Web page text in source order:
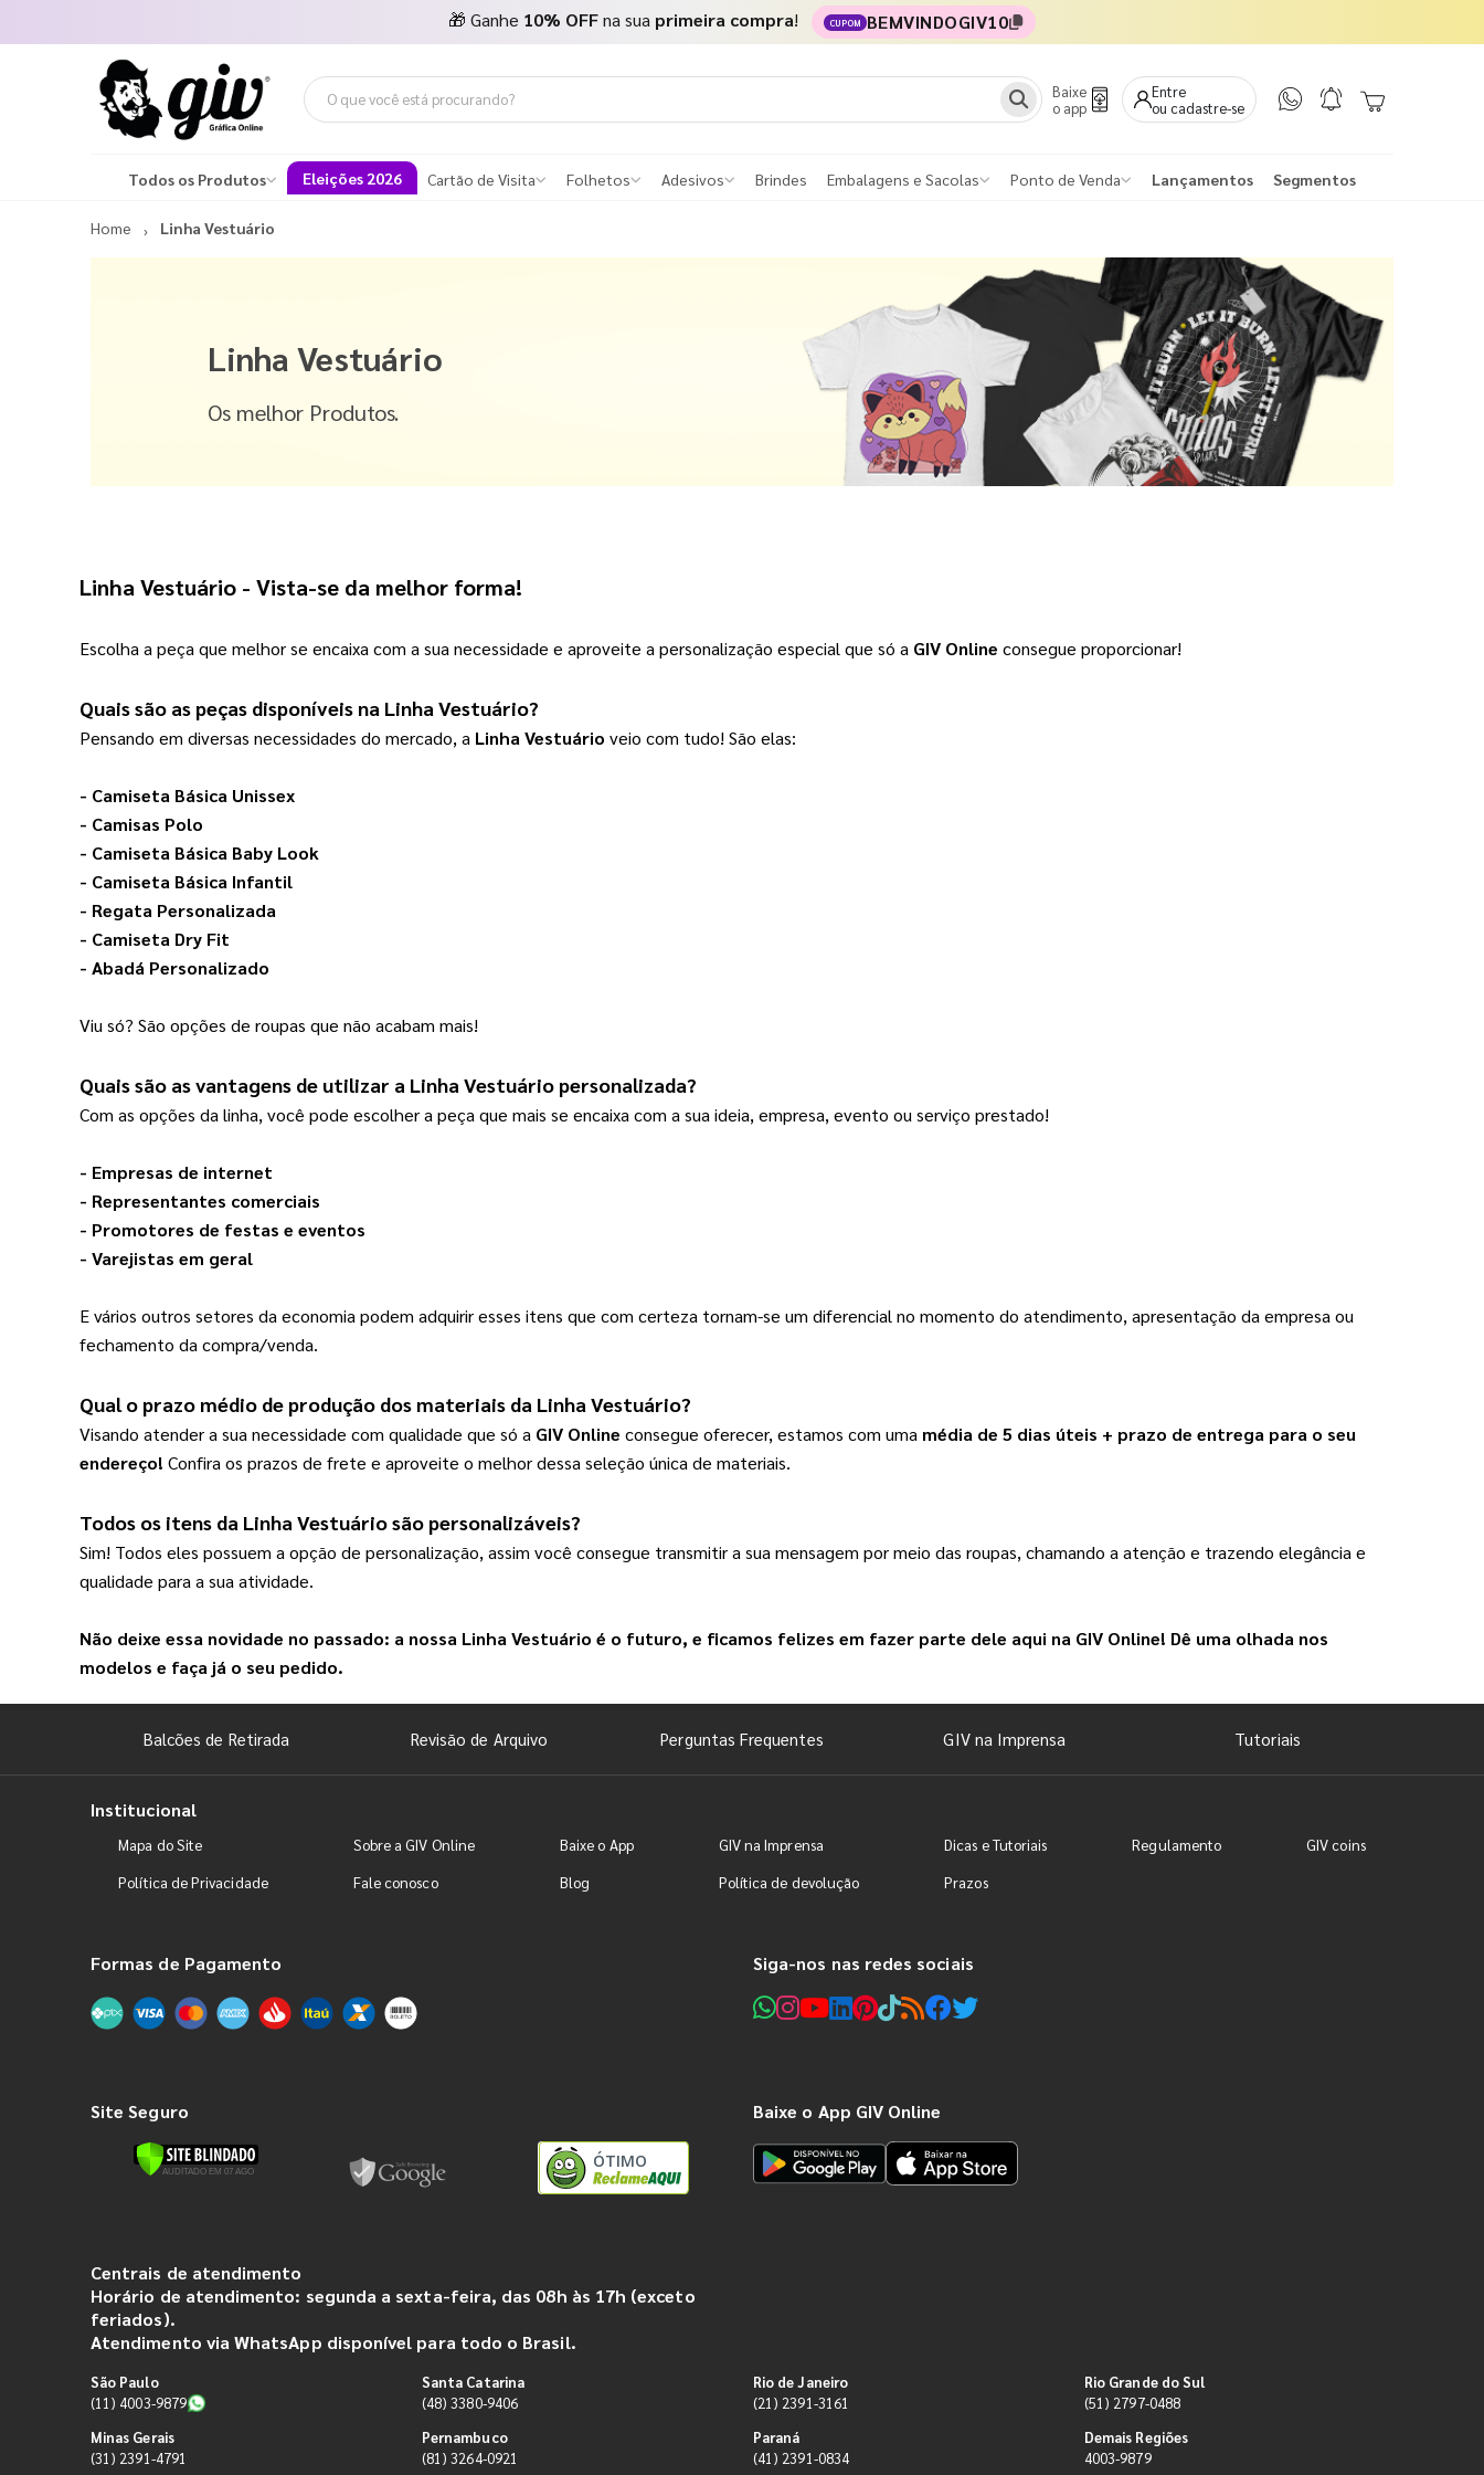
🎁 Ganhe 10% OFFna sua primeira compra! CUPOM BEMVINDOGIV10
Baixe
o app
Entre
ou cadastre-se
Todos os Produtos Eleições 2026 Cartão de Visita Folhetos Adesivos Brindes Embalagens e Sacolas Ponto de Venda Lançamentos Segmentos
Home Linha Vestuário
Linha Vestuário
Os melhor Produtos.
Linha Vestuário - Vista-se da melhor forma!
Escolha a peça que melhor se encaixa com a sua necessidade e aproveite a personalização especial que só a GIV Online consegue proporcionar!
Quais são as peças disponíveis na Linha Vestuário?
Pensando em diversas necessidades do mercado, a Linha Vestuário veio com tudo! São elas:
- Camiseta Básica Unissex
- Camisas Polo
- Camiseta Básica Baby Look
- Camiseta Básica Infantil
- Regata Personalizada
- Camiseta Dry Fit
- Abadá Personalizado
Viu só? São opções de roupas que não acabam mais!
Quais são as vantagens de utilizar a Linha Vestuário personalizada?
Com as opções da linha, você pode escolher a peça que mais se encaixa com a sua ideia, empresa, evento ou serviço prestado!
- Empresas de internet
- Representantes comerciais
- Promotores de festas e eventos
- Varejistas em geral
E vários outros setores da economia podem adquirir esses itens que com certeza tornam-se um diferencial no momento do atendimento, apresentação da empresa ou
fechamento da compra/venda.
Qual o prazo médio de produção dos materiais da Linha Vestuário?
Visando atender a sua necessidade com qualidade que só a GIV Online consegue oferecer, estamos com uma média de 5 dias úteis + prazo de entrega para o seu
endereço! Confira os prazos de frete e aproveite o melhor dessa seleção única de materiais.
Todos os itens da Linha Vestuário são personalizáveis?
Sim! Todos eles possuem a opção de personalização, assim você consegue transmitir a sua mensagem por meio das roupas, chamando a atenção e trazendo elegância e
qualidade para a sua atividade.
Não deixe essa novidade no passado: a nossa Linha Vestuário é o futuro, e ficamos felizes em fazer parte dele aqui na GIV Online! Dê uma olhada nos
modelos e faça já o seu pedido.
Balcões de Retirada Revisão de Arquivo Perguntas Frequentes GIV na Imprensa Tutoriais
Institucional
Mapa do Site Sobre a GIV Online Baixe o App GIV na Imprensa Dicas e Tutoriais Regulamento
GIV coins
Política de Privacidade
Fale conosco Blog Política de devolução Prazos
Formas de Pagamento Siga-nos nas redes sociais
Site Seguro
ÓTIMO
Baixe o App GIV Online
Centrais de atendimento
Horário de atendimento: segunda a sexta-feira, das 08h às 17h (exceto
feriados).
Atendimento via WhatsApp disponível para todo o Brasil.
São Paulo
(11) 4003-9879
Minas Gerais
(31) 2391-4791
Santa Catarina
(48) 3380-9406
Pernambuco
(81) 3264-0921
Rio de Janeiro
(21) 2391-3161
Paraná
(41) 2391-0834
Rio Grande do Sul
(51) 2797-0488
Demais Regiões
4003-9879